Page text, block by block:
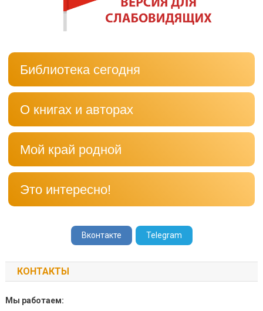
Библиотека сегодня
О книгах и авторах
Мой край родной
Это интересно!
Вконтакте Telegram
КОНТАКТЫ
Мы работаем: